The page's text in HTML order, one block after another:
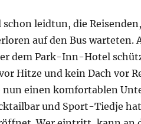
leidtun, die
auf den Bus warteten.
dem Park-Inn-Hotel
Hitze und kein Dach vor
nun einen komfortablen
und Sport-Tiedje